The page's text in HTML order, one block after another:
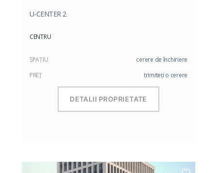
U-CENTER 2
CENTRU
SPAŢIU
cerere de închiriere
PREŢ
trimiteți o cerere
DETALII PROPRIETATE